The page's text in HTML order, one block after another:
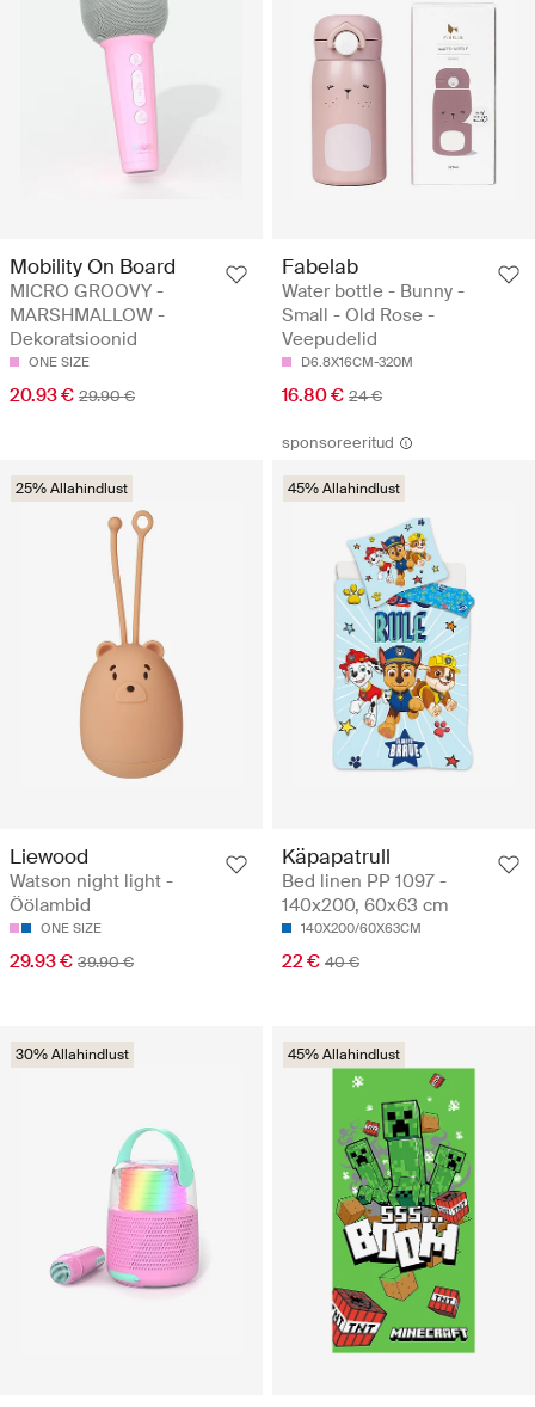
Mobility On Board
MICRO GROOVY -
MARSHMALLOW -
Dekoratsioonid
ONE SIZE
20.93 € 29.90 €
Fabelab
Water bottle - Bunny -
Small - Old Rose -
Veepudelid
D6.8X16CM-320M
16.80 € 24 €
25% Allahindlust
Liewood
Watson night light -
Öölambid
ONE SIZE
29.93 € 39.90 €
sponsoreeritud
45% Allahindlust
Käpapatrull
Bed linen PP 1097 -
140x200, 60x63 cm
140X200/60X63CM
22 € 40 €
30% Allahindlust 45% Allahindlust